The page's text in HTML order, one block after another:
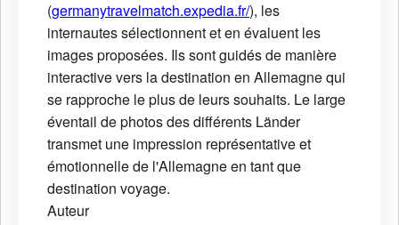
(germanytravelmatch.expedia.fr/), les
internautes sélectionnent et en évaluent les
images proposées. Ils sont guidés de manière
interactive vers la destination en Allemagne qui
se rapproche le plus de leurs souhaits. Le large
éventail de photos des différents Länder
transmet une impression représentative et
émotionnelle de l'Allemagne en tant que
destination voyage.
Auteur